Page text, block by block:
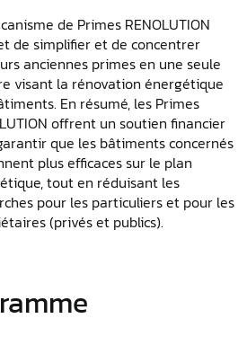
de Primes RENOLUTION
de simplifier et de concentrer
anciennes primes en une seule
visant la rénovation énergétique
En résumé, les Primes
offrent un soutien financier
que les bâtiments concernés
plus efficaces sur le plan
tout en réduisant les
pour les particuliers et pour les
(privés et publics).